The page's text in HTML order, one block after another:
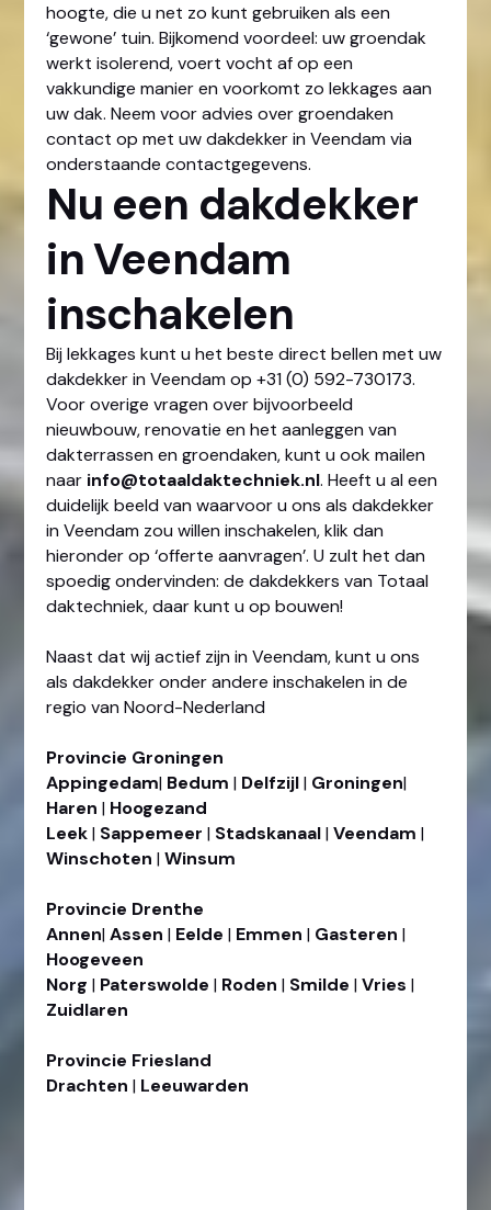
hoogte, die u net zo kunt gebruiken als een
‘gewone’ tuin. Bijkomend voordeel: uw groendak
werkt isolerend, voert vocht af op een
vakkundige manier en voorkomt zo lekkages aan
uw dak. Neem voor advies over groendaken
contact op met uw dakdekker in Veendam via
onderstaande contactgegevens.
Nu een dakdekker
in Veendam
inschakelen
Bij lekkages kunt u het beste direct bellen met uw
dakdekker in Veendam op +31 (0) 592-730173.
Voor overige vragen over bijvoorbeeld
nieuwbouw, renovatie en het aanleggen van
dakterrassen en groendaken, kunt u ook mailen
naar info@totaaldaktechniek.nl. Heeft u al een
duidelijk beeld van waarvoor u ons als dakdekker
in Veendam zou willen inschakelen, klik dan
hieronder op ‘offerte aanvragen’. U zult het dan
spoedig ondervinden: de dakdekkers van Totaal
daktechniek, daar kunt u op bouwen!
Naast dat wij actief zijn in Veendam, kunt u ons
als dakdekker onder andere inschakelen in de
regio van Noord-Nederland
Provincie Groningen
Appingedam| Bedum | Delfzijl| Groningen|
Haren | Hoogezand
Leek| Sappemeer | Stadskanaal|Veendam |
Winschoten |Winsum
Provincie Drenthe
Annen|Assen | Eelde | Emmen | Gasteren |
Hoogeveen
Norg | Paterswolde | Roden | Smilde |Vries |
Zuidlaren
Provincie Friesland
Drachten | Leeuwarden